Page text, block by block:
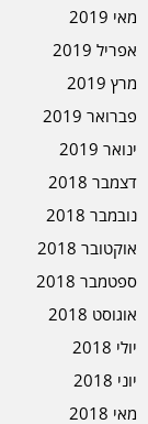
מאי 2019
אפריל 2019
מרץ 2019
פברואר 2019
ינואר 2019
דצמבר 2018
נובמבר 2018
אוקטובר 2018
ספטמבר 2018
אוגוסט 2018
יולי 2018
יוני 2018
מאי 2018